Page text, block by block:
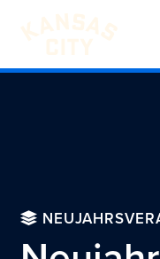
Besuchen Sie KC